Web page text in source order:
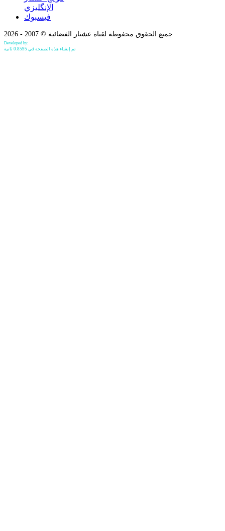
الإنگليزي
فيسبوك
جميع الحقوق محفوظة لقناة عشتار الفضائية © 2007 - 2026
Developed by:
تم إنشاء هذه الصفحة في 0.8595 ثانية